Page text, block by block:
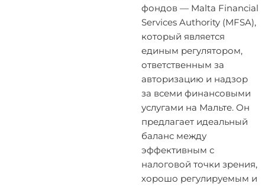
фондов — Malta Financial
Services Authority (MFSA),
который является
единым регулятором,
ответственным за
авторизацию и надзор
за всеми финансовыми
услугами на Мальте. Он
предлагает идеальный
баланс между
эффективным с
налоговой точки зрения,
хорошо регулируемым и